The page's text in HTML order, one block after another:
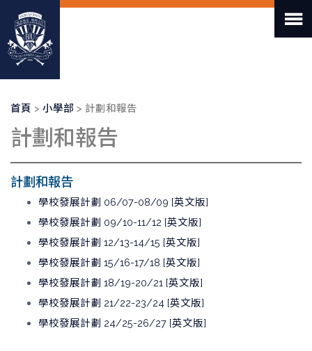
內
導
連
結
首頁 小學部 計劃和報告
計劃和報告
計劃和報告
學校發展計劃 06/07-08/09 [英文版]
學校發展計劃 09/10-11/12 [英文版]
學校發展計劃 12/13-14/15 [英文版]
學校發展計劃 15/16-17/18 [英文版]
學校發展計劃 18/19-20/21 [英文版]
學校發展計劃 21/22-23/24 [英文版]
學校發展計劃 24/25-26/27 [英文版]